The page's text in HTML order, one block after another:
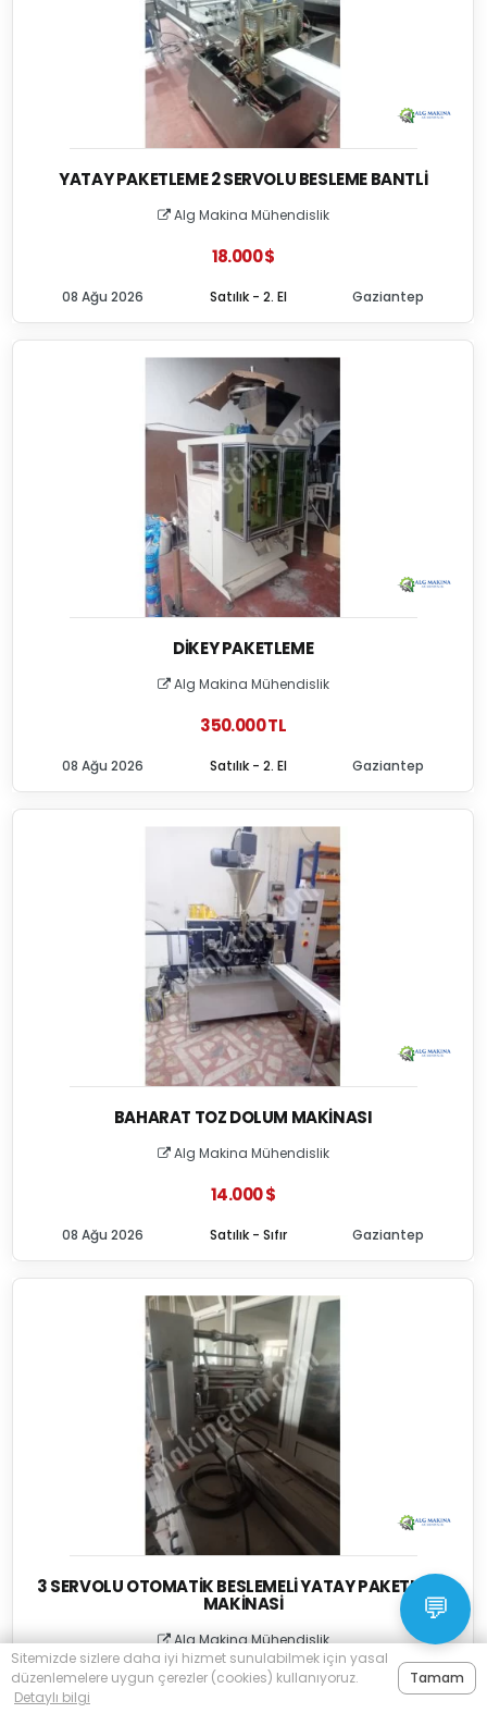
YATAY PAKETLEME 2 SERVOLU BESLEME BANTLI
Alg Makina Mühendislik
18.000 $
Satılık - 2. El
08 Ağu 2026 Gaziantep
DIKEY PAKETLEME
Alg Makina Mühendislik
350.000 TL
Satılık - 2. El
08 Ağu 2026 Gaziantep
BAHARAT TOZ DOLUM MAKINASI
Alg Makina Mühendislik
14.000 $
Satılık - Sıfır
08 Ağu 2026 Gaziantep
3 SERVOLU OTOMATIK BESLEMELI YATAY PAKETLEME
MAKINASI
Alg Makina Mühendislik
14.000 $
💬
Sitemizde sizlere daha iyi hizmet sunulabilmek için yasal
düzenlemelere uygun çerezler (cookies) kullanıyoruz.
Detaylı bilgi
Tamam